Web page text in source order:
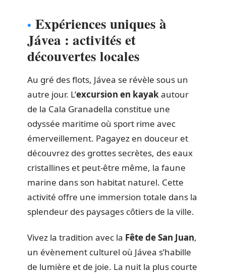
Expériences uniques à
Jávea : activités et
découvertes locales
Au gré des flots, Jávea se révèle sous un
autre jour. L’excursion en kayak autour
de la Cala Granadella constitue une
odyssée maritime où sport rime avec
émerveillement. Pagayez en douceur et
découvrez des grottes secrètes, des eaux
cristallines et peut-être même, la faune
marine dans son habitat naturel. Cette
activité offre une immersion totale dans la
splendeur des paysages côtiers de la ville.
Vivez la tradition avec la Fête de San Juan,
un évènement culturel où Jávea s’habille
de lumière et de joie. La nuit la plus courte